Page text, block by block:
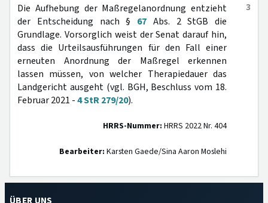
3
Die Aufhebung der Maßregelanordnung entzieht
der Entscheidung nach § 67 Abs. 2 StGB die
Grundlage. Vorsorglich weist der Senat darauf hin,
dass die Urteilsausführungen für den Fall einer
erneuten Anordnung der Maßregel erkennen
lassen müssen, von welcher Therapiedauer das
Landgericht ausgeht (vgl. BGH, Beschluss vom 18.
Februar 2021 -4 StR 279/20).
HRRS-Nummer: HRRS 2022 Nr. 404
Bearbeiter: Karsten Gaede/Sina Aaron Moslehi